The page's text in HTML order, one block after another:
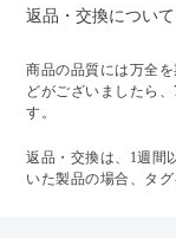
返品・交換について
商品の品質には万全
どがございましたら
す。
返品・交換は、1週間
いた製品の場合、タ